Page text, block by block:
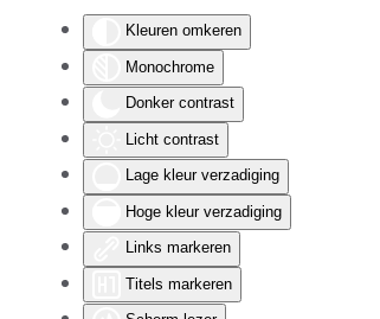
Kleuren omkeren
Monochrome
Donker contrast
Licht contrast
Lage kleur verzadiging
Hoge kleur verzadiging
Links markeren
Titels markeren